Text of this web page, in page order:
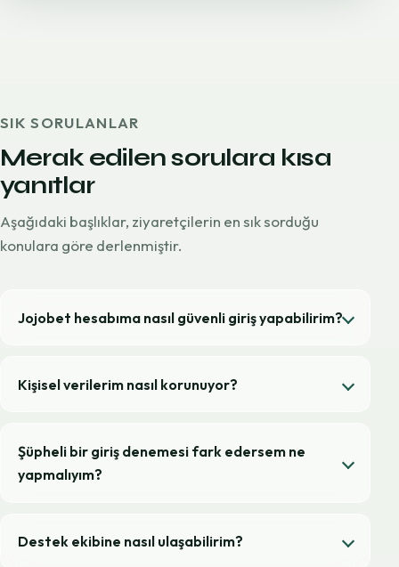
SIK SORULANLAR
Merak edilen sorulara kısa
yanıtlar
Aşağıdaki başlıklar, ziyaretçilerin en sık sorduğu
konulara göre derlenmiştir.
Jojobet hesabıma nasıl güvenli giriş yapabilirim?
Kişisel verilerim nasıl korunuyor?
Şüpheli bir giriş denemesi fark edersem ne
yapmalıyım?
Destek ekibine nasıl ulaşabilirim?